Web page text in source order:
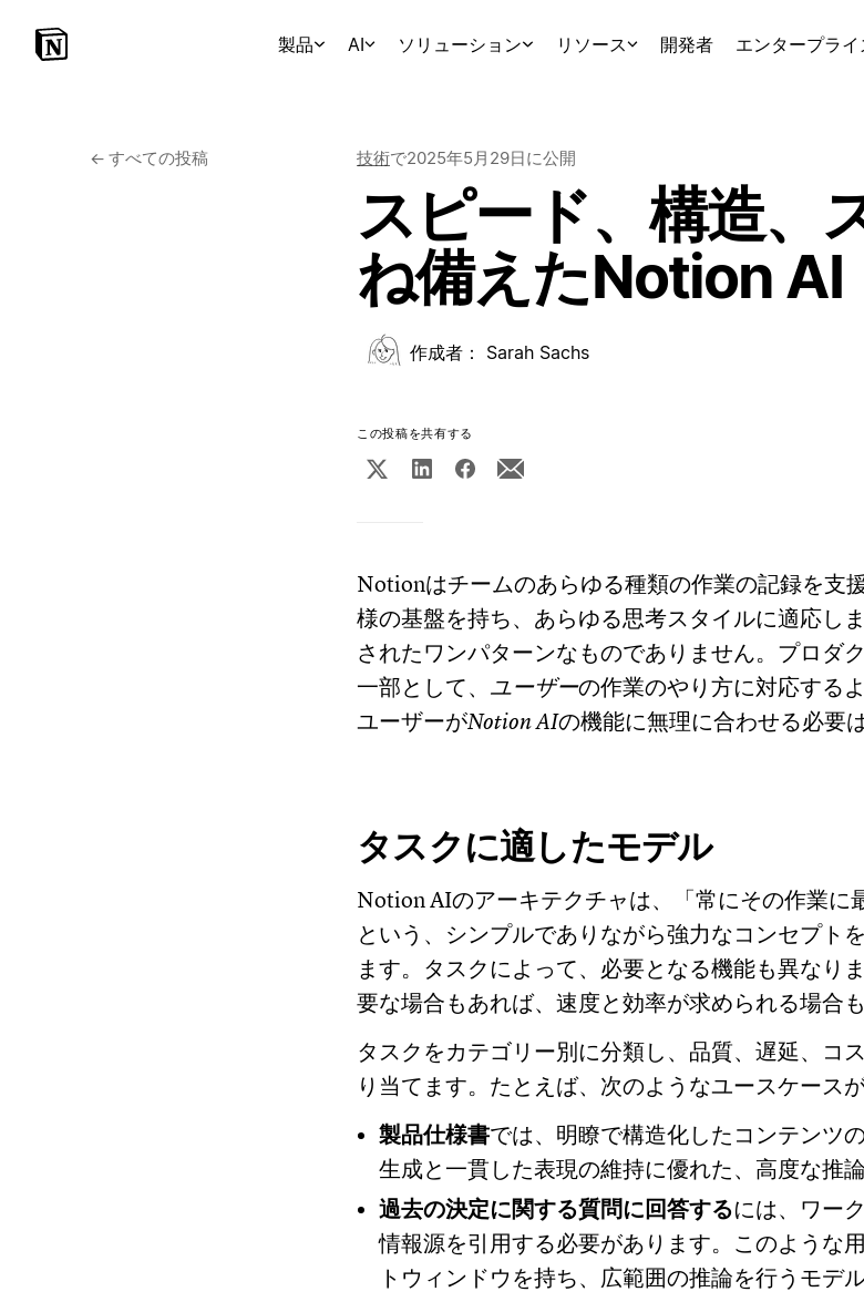
製品 AI ソリューション リソース 開発者 エンタープライ
← すべての投稿 技術で2025年5月29日に公開
スピード、構造、
ね備えたNotion AI
作成者： Sarah Sachs
この投稿を共有する
Notionはチームのあらゆる種類の作業の記録を支
様の基盤を持ち、あらゆる思考スタイルに適応し
されたワンパターンなものでありません。プロダ
一部として、 ユーザーの作業のやり方に対応する
ユーザーがNotion AIの機能に無理に合わせる必要
タスクに適したモデル
Notion AIのアーキテクチャは、「常にその作業に
という、シンプルでありながら強力なコンセプト
ます。タスクによって、必要となる機能も異なり
要な場合もあれば、速度と効率が求められる場合も
タスクをカテゴリー別に分類し、品質、遅延、コ
り当てます。たとえば、次のようなユースケース
製品仕様書では、明瞭で構造化したコンテンツ
生成と一貫した表現の維持に優れた、高度な推
過去の決定に関する質問に回答するには、ワー
情報源を引用する必要があります。このような
トウィンドウを持ち、広範囲の推論を行うモデ